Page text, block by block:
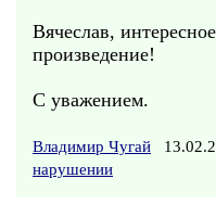
Вячеслав,
произведение!
С уважением.
Владимир Чугай
нарушении